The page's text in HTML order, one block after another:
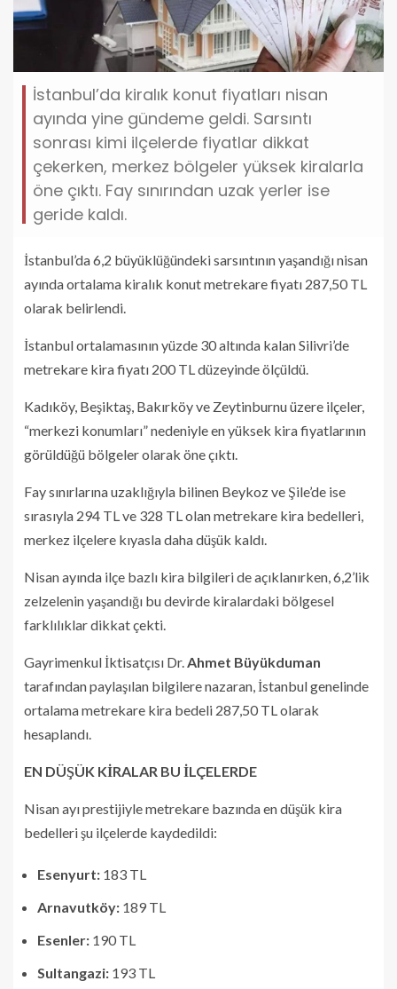
İstanbul’da kiralık konut fiyatları nisan
ayında yine gündeme geldi. Sarsıntı
sonrası kimi ilçelerde fiyatlar dikkat
çekerken, merkez bölgeler yüksek kiralarla
öne çıktı. Fay sınırından uzak yerler ise
geride kaldı.
İstanbul’da 6,2 büyüklüğündeki sarsıntının yaşandığı nisan
ayında ortalama kiralık konut metrekare fiyatı 287,50 TL
olarak belirlendi.
İstanbul ortalamasının yüzde 30 altında kalan Silivri’de
metrekare kira fiyatı 200 TL düzeyinde ölçüldü.
Kadıköy, Beşiktaş, Bakırköy ve Zeytinburnu üzere ilçeler,
“merkezi konumları” nedeniyle en yüksek kira fiyatlarının
görüldüğü bölgeler olarak öne çıktı.
Fay sınırlarına uzaklığıyla bilinen Beykoz ve Şile’de ise
sırasıyla 294 TL ve 328 TL olan metrekare kira bedelleri,
merkez ilçelere kıyasla daha düşük kaldı.
Nisan ayında ilçe bazlı kira bilgileri de açıklanırken, 6,2’lik
zelzelenin yaşandığı bu devirde kiralardaki bölgesel
farklılıklar dikkat çekti.
Gayrimenkul İktisatçısı Dr. Ahmet Büyükduman
tarafından paylaşılan bilgilere nazaran, İstanbul genelinde
ortalama metrekare kira bedeli 287,50 TL olarak
hesaplandı.
EN DÜŞÜK KİRALAR BU İLÇELERDE
Nisan ayı prestijiyle metrekare bazında en düşük kira
bedelleri şu ilçelerde kaydedildi:
Esenyurt: 183 TL
Arnavutköy: 189 TL
Esenler: 190 TL
Sultangazi: 193 TL